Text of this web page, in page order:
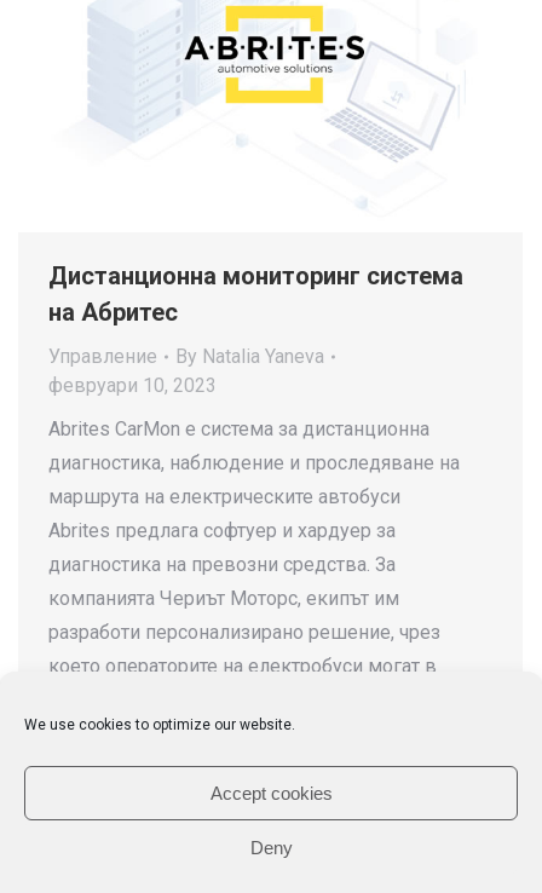
We use cookies to optimize our website.
Accept cookies
Deny
Дистанционна мониторинг система
на Абритес
Управление By Natalia Yaneva
февруари 10, 2023
Abrites CarMon е система за дистанционна
диагностика, наблюдение и проследяване на
маршрута на електрическите автобуси
Abrites предлага софтуер и хардуер за
диагностика на превозни средства. За
компанията Чериът Моторс, екипът им
разработи персонализирано решение, чрез
което операторите на електробуси могат в
параметри, свързани с експлоатацията на
електробусите по време на движение…